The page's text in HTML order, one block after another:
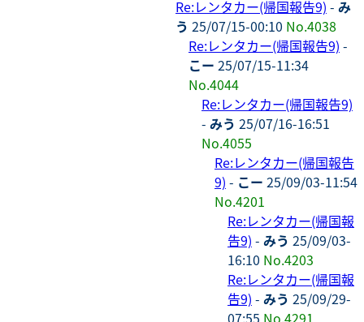
Re:レンタカー(帰国報告9) - み
う 25/07/15-00:10 No.4038
Re:レンタカー(帰国報告9) -
こー 25/07/15-11:34
No.4044
Re:レンタカー(帰国報告9)
- みう 25/07/16-16:51
No.4055
Re:レンタカー(帰国報告
9) - こー 25/09/03-11:54
No.4201
Re:レンタカー(帰国報
告9) - みう 25/09/03-
16:10 No.4203
Re:レンタカー(帰国報
告9) - みう 25/09/29-
07:55 No.4291